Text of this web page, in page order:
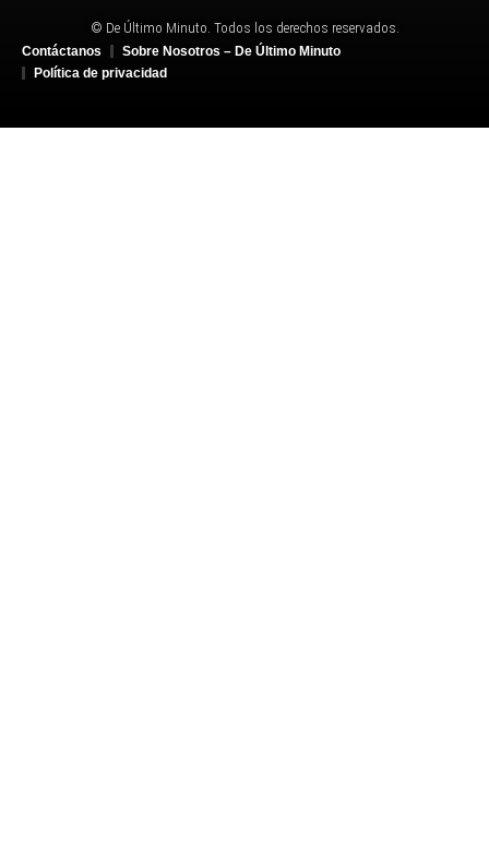
© De Último Minuto. Todos los derechos reservados.
Contáctanos
Sobre Nosotros – De Último Minuto
Política de privacidad